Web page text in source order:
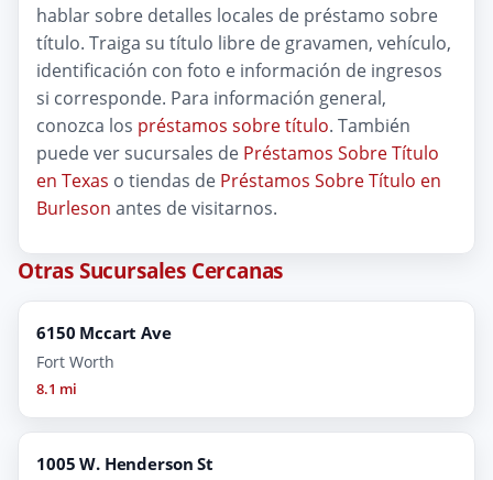
hablar sobre detalles locales de préstamo sobre
título. Traiga su título libre de gravamen, vehículo,
identificación con foto e información de ingresos
si corresponde. Para información general,
conozca los préstamos sobre título. También
puede ver sucursales de Préstamos Sobre Título
en Texas o tiendas de Préstamos Sobre Título en
Burleson antes de visitarnos.
Otras Sucursales Cercanas
6150 Mccart Ave
Fort Worth
8.1 mi
1005 W. Henderson St